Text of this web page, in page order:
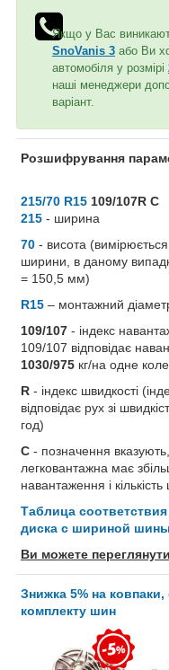
Якщо у Вас
SnoVanis 3 або Ви
автомобіля у розмірі
наші менеджери
варіант.
Розшифрування
215/70 R15 109/107R C
215 - ширина
70 - висота (вимірюється
ширини, в даному
= 150,5 мм)
R15 – монтажний
109/107 - індекс
109/107 відповідає
1030/975 кг/на одне
R - індекс швидкості
відповідає рух зі
год)
C - позначення
легковантажна має
навантаження і кількість
Таблица
диска с шириной шины
Ви можете
Знижка 5% на ковпаки,
комплекту шин